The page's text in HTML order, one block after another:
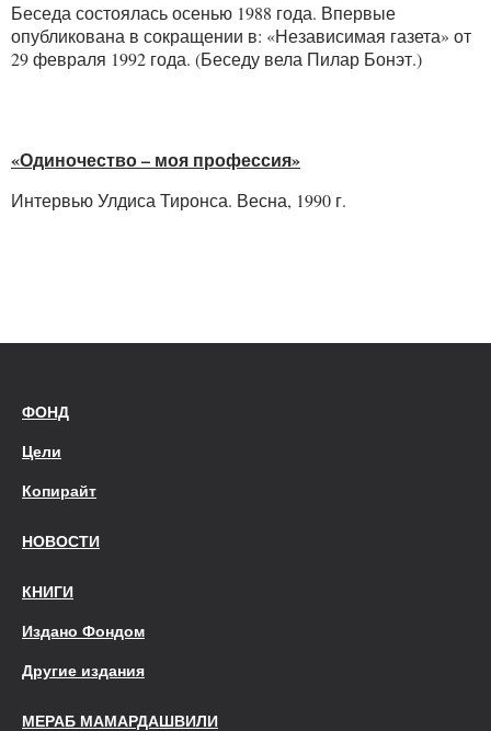
Беседа состоялась осенью 1988 года. Впервые
опубликована в сокращении в: «Независимая газета» от
29 февраля 1992 года. (Беседу вела Пилар Бонэт.)
«Одиночество – моя профессия»
Интервью Улдиса Тиронса. Весна, 1990 г.
ФОНД
Цели
Копирайт
НОВОСТИ
КНИГИ
Издано Фондом
Другие издания
МЕРАБ МАМАРДАШВИЛИ